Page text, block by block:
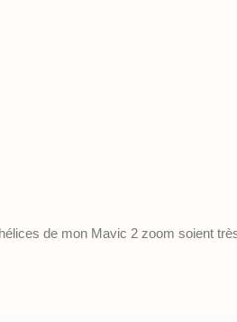
de mon Mavic 2 zoom soient